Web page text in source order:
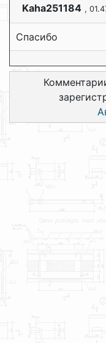
Kaha251184 ,
Спасибо